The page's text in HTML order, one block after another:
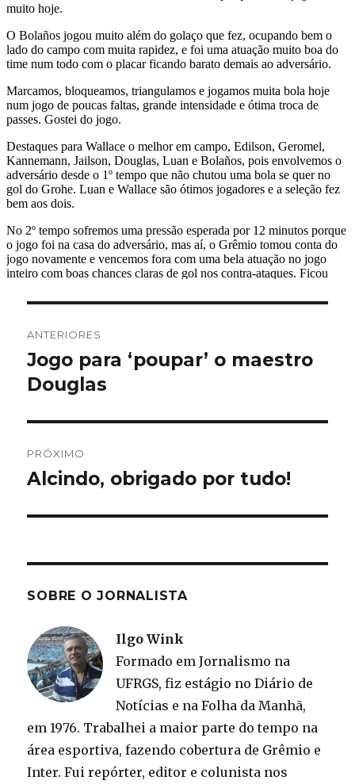
de
Post
ANTERIORES
Post
anterior:
Jogo para ‘poupar’ o maestro
Douglas
PRÓXIMO
Próximo
Alcindo, obrigado por tudo!
SOBRE O JORNALISTA
Ilgo Wink
Formado em Jornalismo na
UFRGS, fiz estágio no Diário de
Notícias e na Folha da Manhã,
em 1976. Trabalhei a maior parte do tempo na
área esportiva, fazendo cobertura de Grêmio e
Inter. Fui repórter, editor e colunista nos